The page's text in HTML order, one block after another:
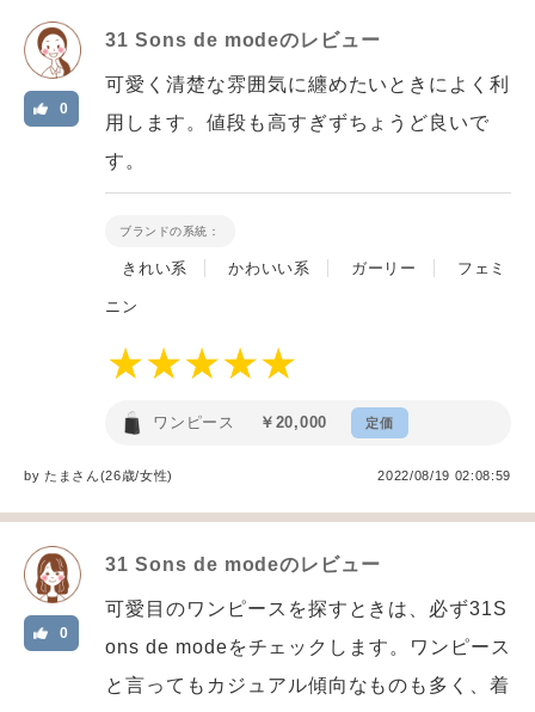
31 Sons de modeのレビュー
0
可愛く清楚な雰囲気に纏めたいときによく利
用します。値段も高すぎずちょうど良いで
す。
ブランドの系統：
きれい系 かわいい系 ガーリー フェミ
ニン
ワンピース ￥20,000 定価
byたま さん(26歳/女性) 2022/08/19 02:08:59
31 Sons de modeのレビュー
0
可愛目のワンピースを探すときは、必ず31S
ons de modeをチェックします。ワンピース
と言ってもカジュアル傾向なものも多く、着